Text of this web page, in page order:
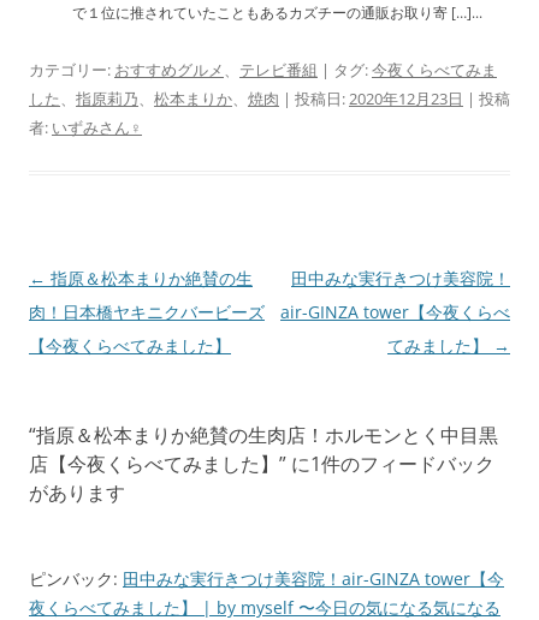
で１位に推されていたこともあるカズチーの通販お取り寄 […]...
カテゴリー: おすすめグルメ、 テレビ番組 | タグ:今夜くらべてみま
した、 指原莉乃、 松本まりか、 焼肉 | 投稿日:2020年12月23日 | 投稿
者: いずみさん♀
投
稿
ナ
ー
シ
← 指原＆松本まりか絶賛の生
肉！日本橋ヤキニクバービーズ
【今夜くらべてみました】
田中みな実行きつけ美容院！
air-GINZA tower【今夜くらべ
てみました】
→
“指原＆松本まりか絶賛の生肉店！ホルモンとく中目黒
店【今夜くらべてみました】 ” に1件のフィードバック
があります
ピンバック: 田中みな実行きつけ美容院！air-GINZA tower【今
夜くらべてみました】 | by myself 〜今日の気になる気になる